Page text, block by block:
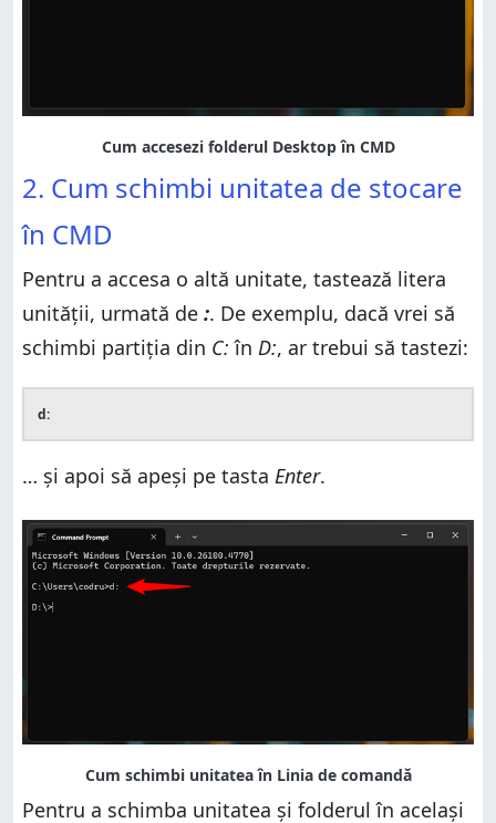
2. Cum schimbi unitatea de stocare
în CMD
Pentru a accesa o altă unitate, tastează litera
unității, urmată de :. De exemplu, dacă vrei să
schimbi partiţia din C: în D:, ar trebui să tastezi:
d:
… şi apoi să apeși pe tasta Enter.
Pentru a schimba unitatea și folderul în același